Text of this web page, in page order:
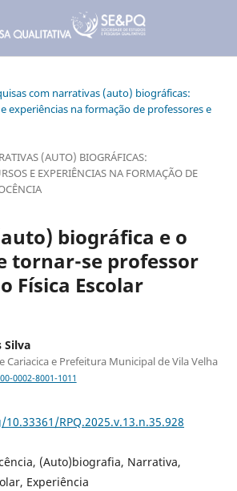
com narrativas (auto) biográficas:
experiências na formação de professores e
(AUTO) BIOGRÁFICAS:
E EXPERIÊNCIAS NA FORMAÇÃO DE
biográfica e o
tornar-se professor
Física Escolar
Silva
Cariacica e Prefeitura Municipal de Vila Velha
0002-8001-1011
RPQ.2025.v.13.n.35.928
(Auto)biografia, Narrativa,
Experiência